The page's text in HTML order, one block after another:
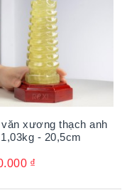
văn xương thạch anh
- 20,5cm
₫